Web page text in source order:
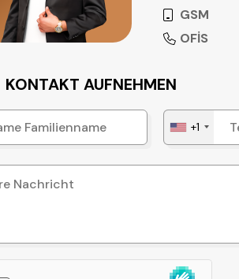
GSM
OFİS
KONTAKT AUFNEHMEN
+1